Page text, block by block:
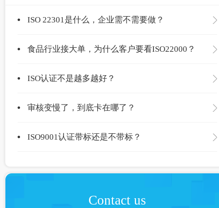
ISO 22301是什么，企业需不需要做？
食品行业接大单，为什么客户要看ISO22000？
ISO认证不是越多越好？
审核变慢了，到底卡在哪了？
ISO9001认证带标还是不带标？
Contact us